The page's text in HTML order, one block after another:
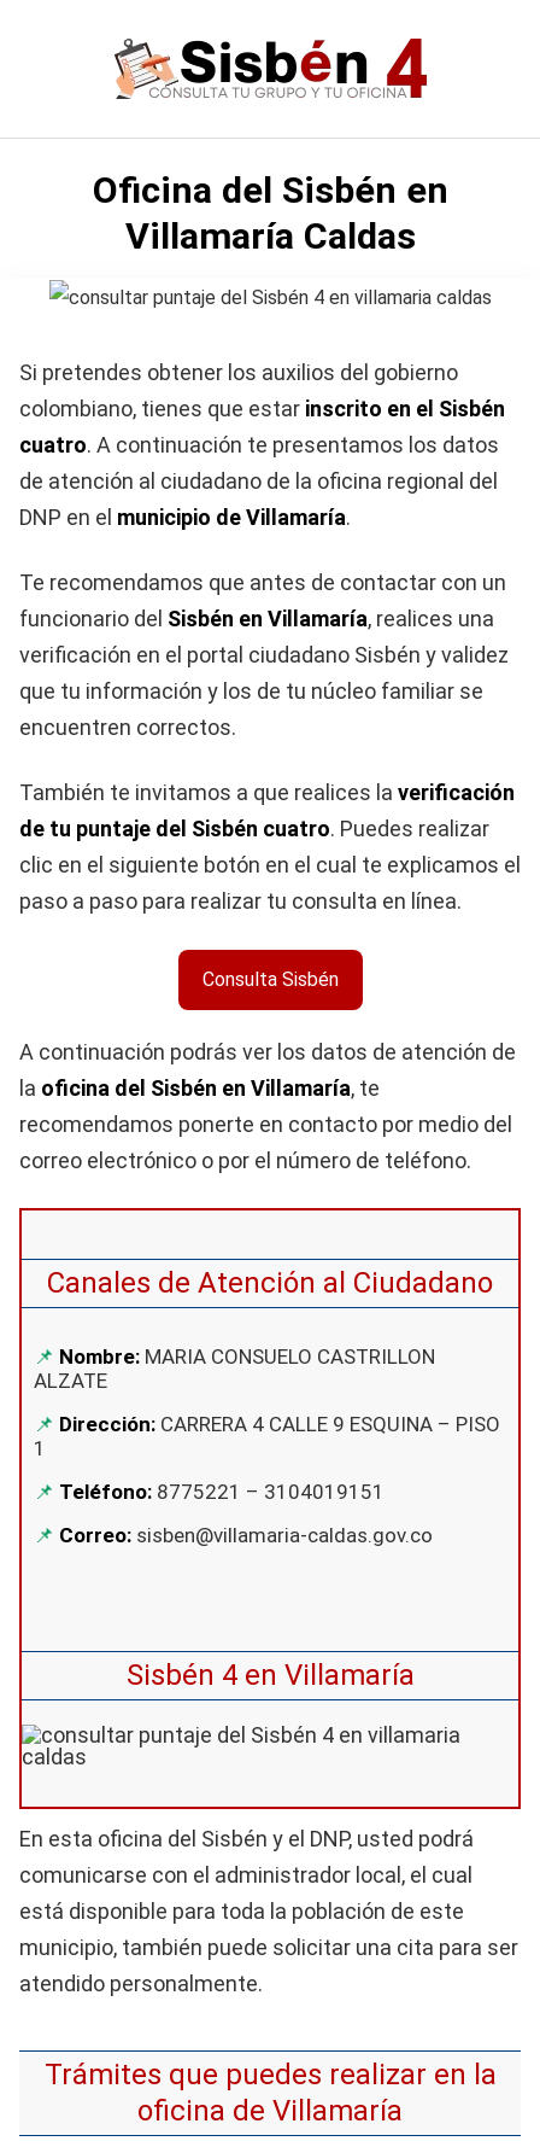
Oficina del Sisbén en
Villamaría Caldas
Si pretendes obtener los auxilios del gobierno
colombiano, tienes que estar inscrito en el Sisbén
cuatro. A continuación te presentamos los datos
de atención al ciudadano de la oficina regional del
DNP en el municipio de Villamaría.
Te recomendamos que antes de contactar con un
funcionario del Sisbén en Villamaría, realices una
verificación en el portal ciudadano Sisbén y validez
que tu información y los de tu núcleo familiar se
encuentren correctos.
También te invitamos a que realices la verificación
de tu puntaje del Sisbén cuatro. Puedes realizar
clic en el siguiente botón en el cual te explicamos el
paso a paso para realizar tu consulta en línea.
Consulta Sisbén
A continuación podrás ver los datos de atención de
la oficina del Sisbén en Villamaría, te
recomendamos ponerte en contacto por medio del
correo electrónico o por el número de teléfono.
Canales de Atención al Ciudadano
Nombre: MARIA CONSUELO CASTRILLON
ALZATE
Dirección: CARRERA 4 CALLE 9 ESQUINA – PISO
1
Teléfono: 8775221 – 3104019151
Correo: sisben@villamaria-caldas.gov.co
Sisbén 4 en Villamaría
En esta oficina del Sisbén y el DNP, usted podrá
comunicarse con el administrador local, el cual
está disponible para toda la población de este
municipio, también puede solicitar una cita para ser
atendido personalmente.
Trámites que puedes realizar en la
oficina de Villamaría